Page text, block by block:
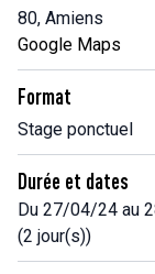
80, Amiens
Google Maps
Format
Stage ponctuel
Durée et dates
Du 27/04/24 au
(2 jour(s))